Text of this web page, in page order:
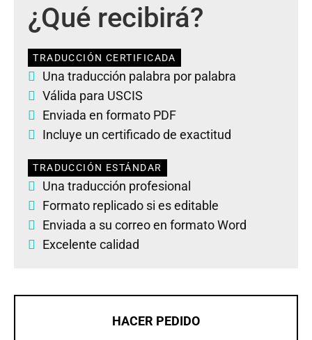
¿Qué recibirá?
TRADUCCIÓN CERTIFICADA
Una traducción palabra por palabra
Válida para USCIS
Enviada en formato PDF
Incluye un certificado de exactitud
TRADUCCIÓN ESTÁNDAR
Una traducción profesional
Formato replicado si es editable
Enviada a su correo en formato Word
Excelente calidad
HACER PEDIDO